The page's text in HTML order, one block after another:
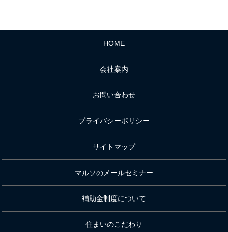
HOME
会社案内
お問い合わせ
プライバシーポリシー
サイトマップ
マルソのメールセミナー
補助金制度について
住まいのこだわり